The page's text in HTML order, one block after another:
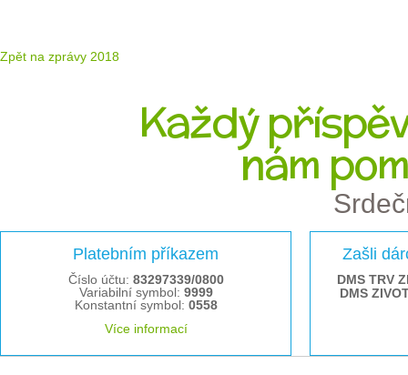
Zpět na zprávy 2018
Každý
nám
Platebním příkazem
Číslo účtu: 83297339/0800
Variabilní symbol: 9999
Konstantní symbol: 0558
Více informací
Zašli
DMS TRV
DMS